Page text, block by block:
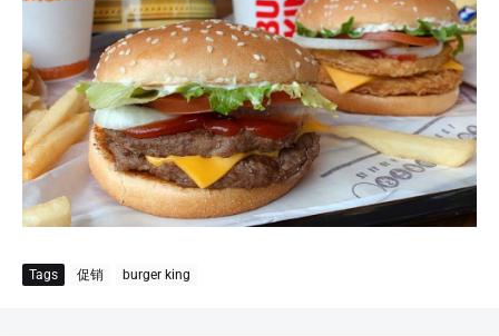
Tags 促销 burger king